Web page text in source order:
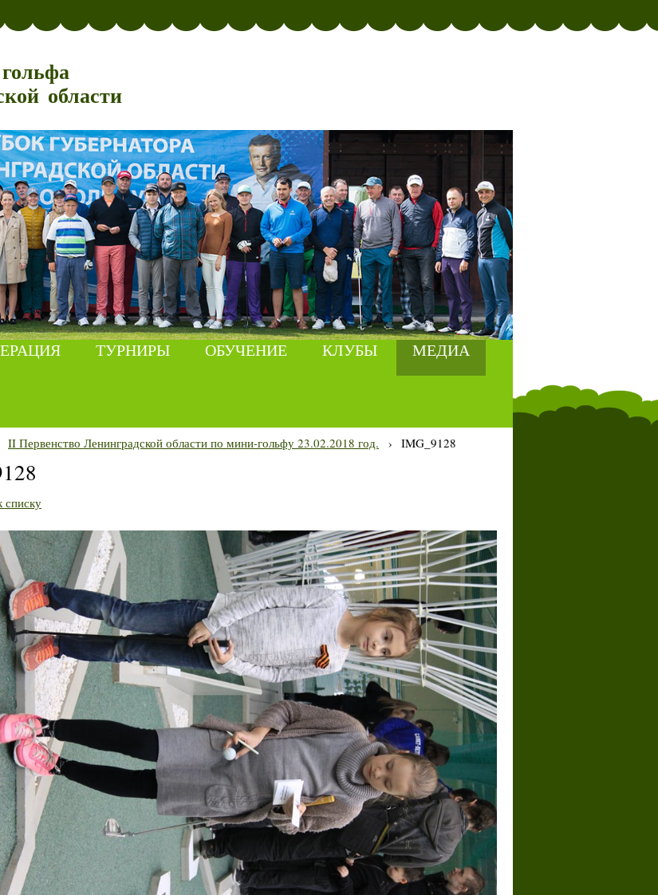
области
ТУРНИРЫ ОБУЧЕНИЕ КЛУБЫ МЕДИА
II Первенство Ленинградской области по мини-гольфу 23.02.2018 год. › IMG_9128
списку